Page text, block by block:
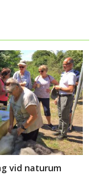
vid naturum